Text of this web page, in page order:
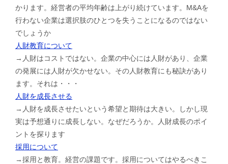
かります。経営者の平均年齢は上がり続けています。M&Aを
行わない企業は選択肢のひとつを失うことになるのではない
でしょうか
人財教育について
→人財はコストではない。企業の中心には人財があり、企業
の発展には人財が欠かせない。その人財教育にも秘訣があり
ます。それは・・・
人財を成長させる
→人財を成長させたいという希望と期待は大きい。しかし現
実は予想通りに成長しない。なぜだろうか。人財成長のポイ
ントを探ります
採用について
→採用と教育。経営の課題です。採用についてはやるべきこ